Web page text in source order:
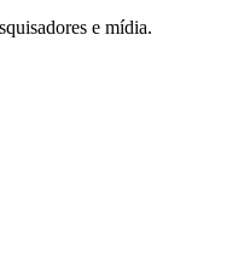
e mídia.